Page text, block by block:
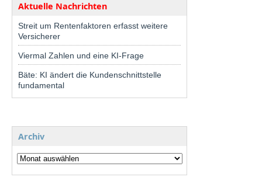
Aktuelle Nachrichten
Streit um Rentenfaktoren erfasst weitere
Versicherer
Viermal Zahlen und eine KI-Frage
Bäte: KI ändert die Kundenschnittstelle
fundamental
Archiv